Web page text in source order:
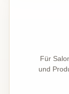
Für
und